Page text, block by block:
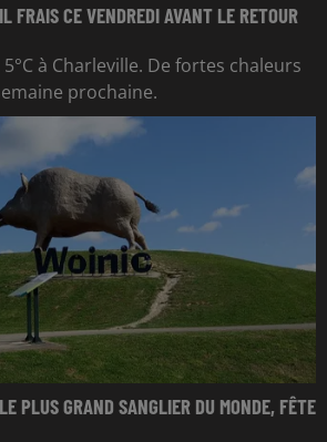
FRAIS CE VENDREDI AVANT LE RETOUR
à Charleville. De fortes chaleurs
prochaine.
PLUS GRAND SANGLIER DU MONDE, FÊTE